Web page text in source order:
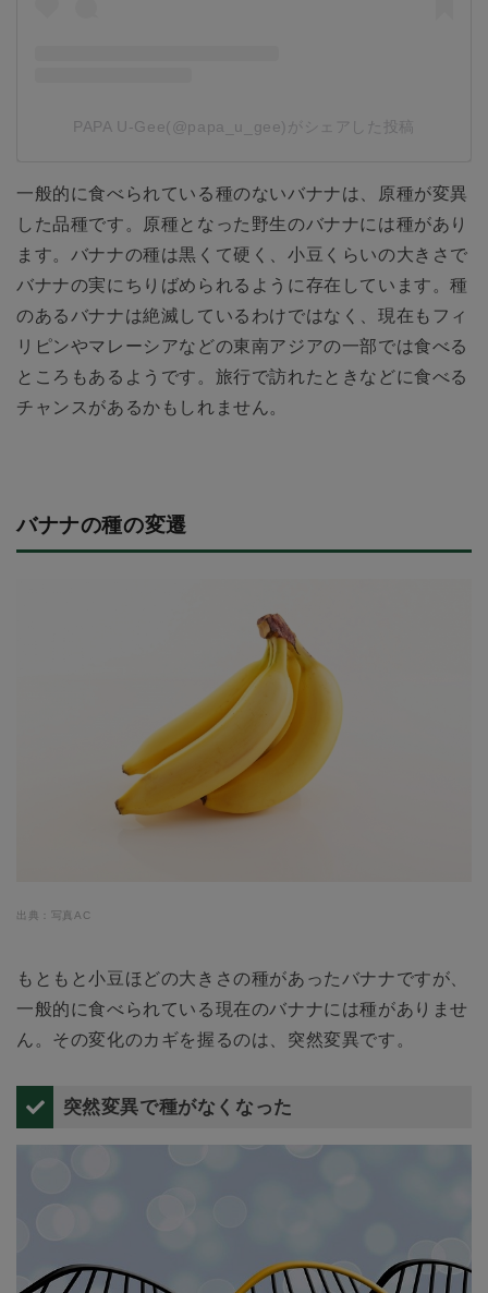
PAPA U-Gee(@papa_u_gee)がシェアした投稿
一般的に食べられている種のないバナナは、原種が変異
した品種です。原種となった野生のバナナには種があり
ます。バナナの種は黒くて硬く、小豆くらいの大きさで
バナナの実にちりばめられるように存在しています。種
のあるバナナは絶滅しているわけではなく、現在もフィ
リピンやマレーシアなどの東南アジアの一部では食べる
ところもあるようです。旅行で訪れたときなどに食べる
チャンスがあるかもしれません。
バナナの種の変遷
出典：写真AC
もともと小豆ほどの大きさの種があったバナナですが、
一般的に食べられている現在のバナナには種がありませ
ん。その変化のカギを握るのは、突然変異です。
突然変異で種がなくなった